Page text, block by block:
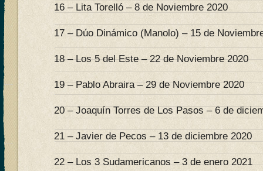
16 – Lita Torelló – 8 de Noviembre 2020
17 – Dúo Dinámico (Manolo) – 15 de
18 – Los 5 del Este – 22 de Noviembre 2020
19 – Pablo Abraira – 29 de Noviembre 2020
20 – Joaquín Torres de Los Pasos – 6 de
21 – Javier de Pecos – 13 de diciembre 2020
22 – Los 3 Sudamericanos – 3 de enero 2021